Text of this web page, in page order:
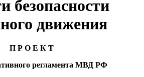
безопасности
движения
П Р О Е К Т
регламента МВД РФ